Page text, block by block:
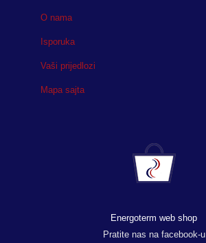
O nama
Isporuka
Vaši prijedlozi
Mapa sajta
Energoterm web shop
Pratite nas na facebook-u